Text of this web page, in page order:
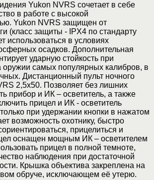
Yukon NVRS сочетает в себе
в работе с высокой
Yukon NVRS защищен от
(класс защиты - IPX4 по стандарту
использоваться в условиях
осадков. Дополнительная
ударную стойкость при
оружии самых популярных калибров, в
Дистанционный пульт ночного
2,5x50. Позволяет без лишних
прибор и ИК – осветитель, а также
прицел и ИК - осветитель
при удержании кнопки в нажатом
возможность охотнику, быстро
прицелиться и
оснащен мощным ИК – осветителем
прицел в полной темноте,
наблюдения при достаточной
Крышка объектива закреплена на
обруче, исключающем её утерю.